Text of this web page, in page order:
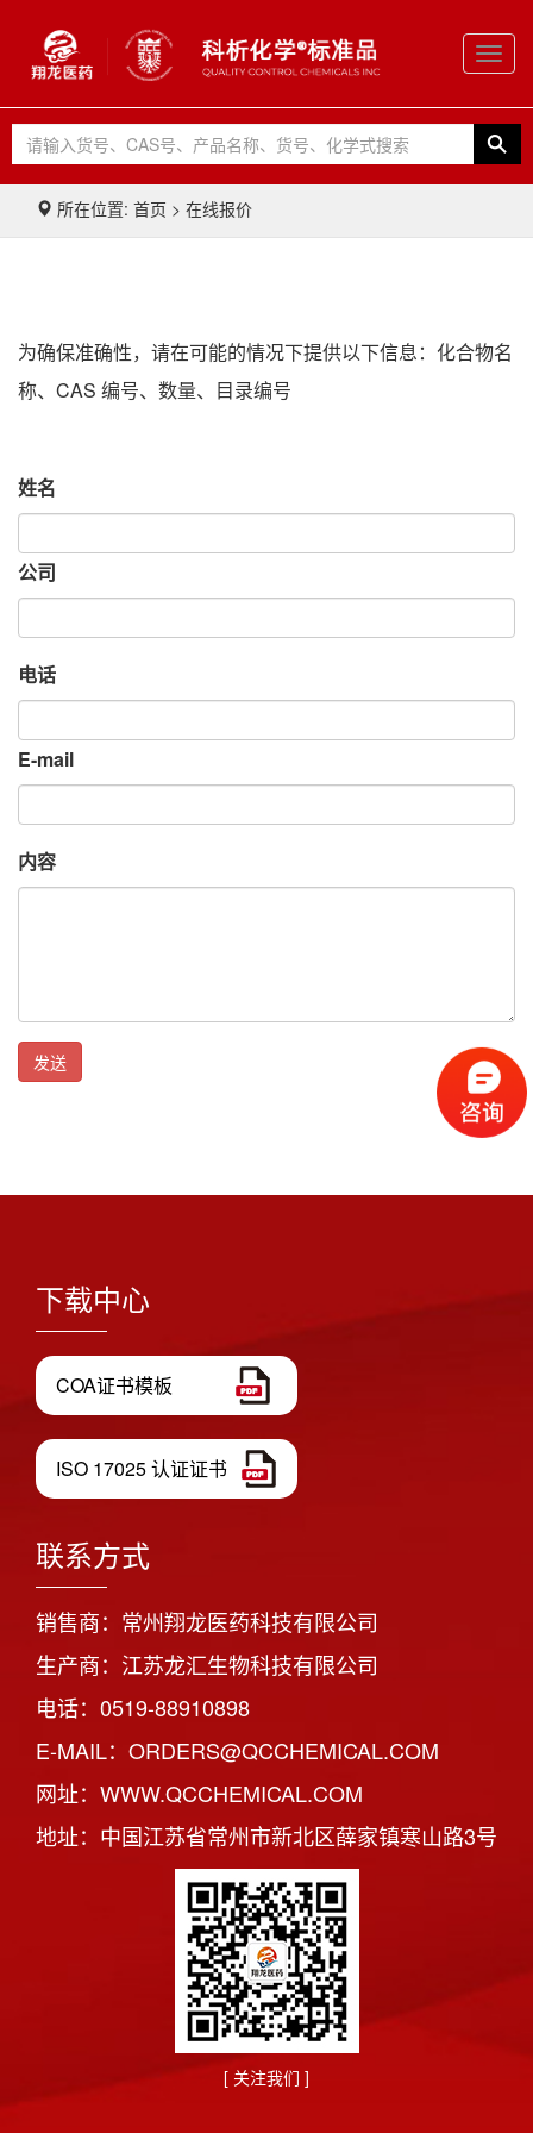
所在位置: 首页 > 在线报价
为确保准确性，请在可能的情况下提供以下信息：化合物名
称、CAS 编号、数量、目录编号
姓名
公司
电话
E-mail
内容
发送
下载中心
COA证书模板
ISO 17025 认证证书
联系方式
销售商：常州翔龙医药科技有限公司
生产商：江苏龙汇生物科技有限公司
电话：0519-88910898
E-MAIL：ORDERS@QCCHEMICAL.COM
网址：WWW.QCCHEMICAL.COM
地址：中国江苏省常州市新北区薛家镇寒山路3号
[ 关注我们 ]